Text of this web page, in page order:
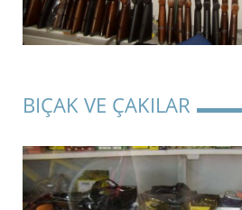
BIÇAK VE ÇAKILAR